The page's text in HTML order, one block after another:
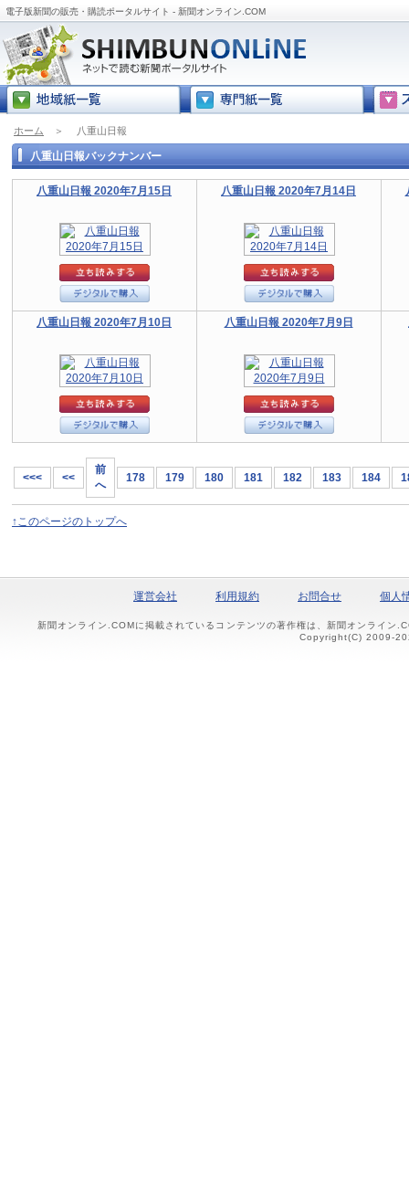
電子版新聞の販売・購読ポータルサイト - 新聞オンライン.COM
ホーム ＞ 八重山日報
八重山日報バックナンバー
八重山日報 2020年7月15日 八重山日報 2020年7月14日
八重山日報 2020年7月10日 八重山日報 2020年7月9日
<<< <<
前
へ
178 179 180 181 182 183 184
↑このページのトップへ
運営会社 利用規約 お問合せ 個人
新聞オンライン.COMに掲載されているコンテンツの著作権は、新聞オンライン
Copyright(C) 2009-